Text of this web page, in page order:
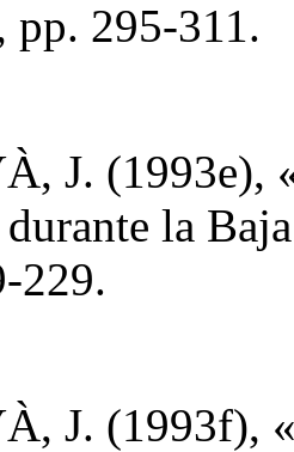
pp. 295-311.
J. (1993e),
la
229.
J. (1993f),